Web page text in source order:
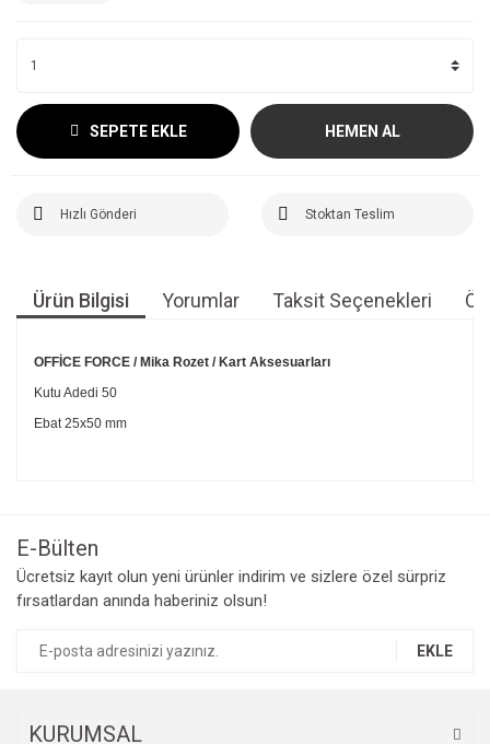
SEPETE EKLE HEMEN AL
Hızlı Gönderi Stoktan Teslim
Ürün Bilgisi Yorumlar Taksit Seçenekleri
OFFİCE FORCE / Mika Rozet / Kart Aksesuarları
Kutu Adedi 50
Ebat 25x50 mm
Ürün resmi kalitesiz, bozuk veya görüntülenemiyor.
Ürün açıklamasında eksik bilgiler bulunuyor.
E-Bülten
Ücretsiz kayıt olun yeni ürünler indirim ve sizlere özel sürpriz
fırsatlardan anında haberiniz olsun!
EKLE
KURUMSAL